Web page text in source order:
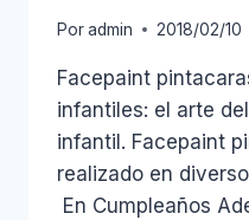
Poradmin 2018/02/10
Facepaint
infantiles: el arte
infantil. Facepaint
realizado en
En Cumpleaños